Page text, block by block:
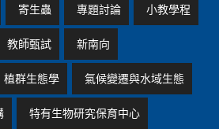
寄生蟲 專題討論 小教學程
教師甄試 新南向
植群生態學 氣候變遷與水域生態
特有生物研究保育中心